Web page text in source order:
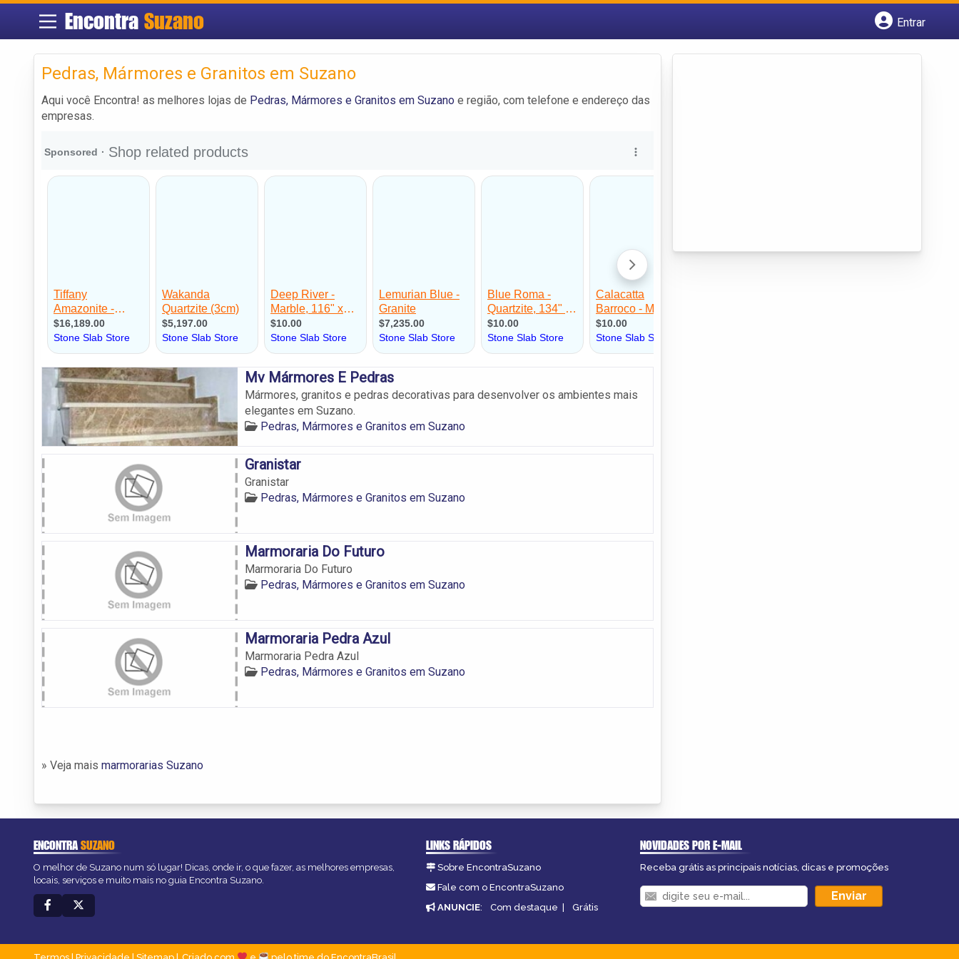
Encontra Suzano
Entrar
Pedras, Mármores e Granitos em Suzano
Aqui você Encontra! as melhores lojas de Pedras, Mármores e Granitos em Suzano e região, com telefone e endereço das
empresas.
Mv Mármores E Pedras
Mármores, granitos e pedras decorativas para desenvolver os ambientes mais
elegantes em Suzano.
Pedras, Mármores e Granitos em Suzano
Granistar
Granistar
Pedras, Mármores e Granitos em Suzano
Marmoraria Do Futuro
Marmoraria Do Futuro
Pedras, Mármores e Granitos em Suzano
Marmoraria Pedra Azul
Marmoraria Pedra Azul
Pedras, Mármores e Granitos em Suzano
» Veja mais marmorarias Suzano
ENCONTRASUZANO
O melhor de Suzano num só lugar! Dicas, onde ir, o que fazer, as melhores empresas,
locais, serviços e muito mais no guia Encontra Suzano.
LINKS RÁPIDOS
Sobre EncontraSuzano
Fale com o EncontraSuzano
ANUNCIE: Com destaque | Grátis
NOVIDADES POR E-MAIL
Receba grátis as principais notícias, dicas e promoções